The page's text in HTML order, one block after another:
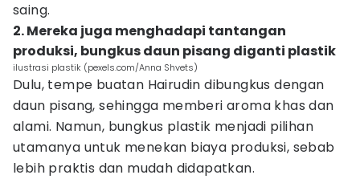
saing.
2. Mereka juga menghadapi tantangan
produksi, bungkus daun pisang diganti plastik
ilustrasi plastik (pexels.com/Anna Shvets)
Dulu, tempe buatan Hairudin dibungkus dengan
daun pisang, sehingga memberi aroma khas dan
alami. Namun, bungkus plastik menjadi pilihan
utamanya untuk menekan biaya produksi, sebab
lebih praktis dan mudah didapatkan.